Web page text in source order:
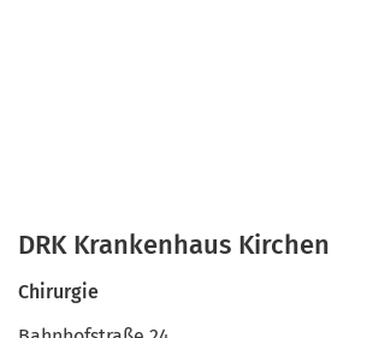
DRK Krankenhaus Kirchen
Chirurgie